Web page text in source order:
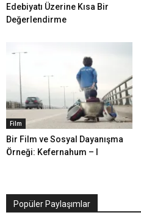
Edebiyatı Üzerine Kısa Bir
Değerlendirme
Film
Bir Film ve Sosyal Dayanışma
Örneği: Kefernahum – I
Popüler Paylaşımlar